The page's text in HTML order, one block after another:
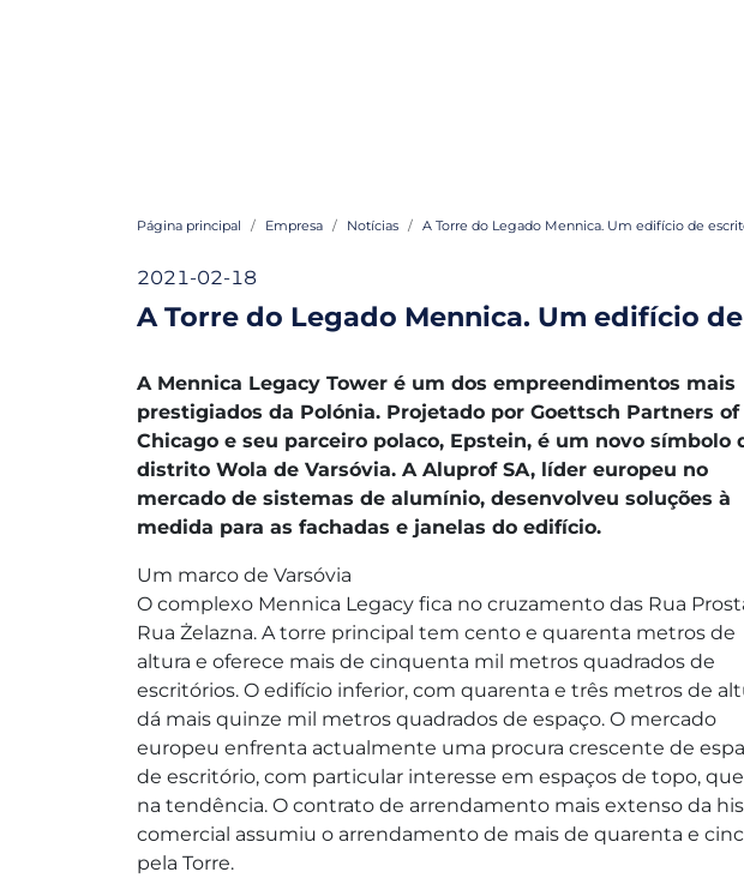
Página principal Empresa Notícias A Torre do Legado Mennica. Um edifício de
2021-02-18
A Torre do Legado Mennica. Um edifício
A Mennica Legacy Tower é um dos empreendimentos mais
prestigiados da Polónia. Projetado por Goettsch Partners of
Chicago e seu parceiro polaco, Epstein, é um novo símbolo
distrito Wola de Varsóvia. A Aluprof SA, líder europeu no
mercado de sistemas de alumínio, desenvolveu soluções à
medida para as fachadas e janelas do edifício.
Um marco de Varsóvia
O complexo Mennica Legacy fica no cruzamento das Rua
Rua Żelazna. A torre principal tem cento e quarenta metros de
altura e oferece mais de cinquenta mil metros quadrados de
escritórios. O edifício inferior, com quarenta e três metros de
dá mais quinze mil metros quadrados de espaço. O mercado
europeu enfrenta actualmente uma procura crescente de
de escritório, com particular interesse em espaços de topo,
na tendência. O contrato de arrendamento mais extenso da
comercial assumiu o arrendamento de mais de quarenta e
pela Torre.